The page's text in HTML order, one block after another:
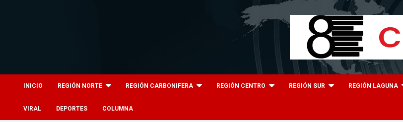
INICIO REGIÓN NORTE REGIÓN CARBONIFERA REGIÓN CENTRO REGIÓN SUR REGIÓN LAGUNA
VIRAL DEPORTES COLUMNA